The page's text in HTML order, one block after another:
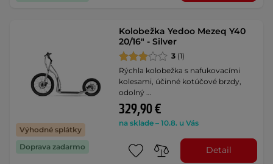
Výhodné splátky
Doprava zadarmo
Kolobežka Yedoo Mezeq Y40
20/16" - Silver
3 (1)
Rýchla kolobežka s nafukovacími
kolesami, účinné kotúčové brzdy,
odolný …
329,90 €
na sklade – 10.8. u Vás
Detail